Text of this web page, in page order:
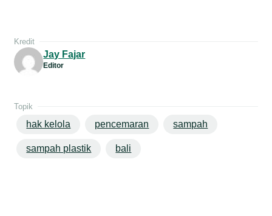
Kredit
Jay Fajar
Editor
Topik
hak kelola pencemaran sampah
sampah plastik bali